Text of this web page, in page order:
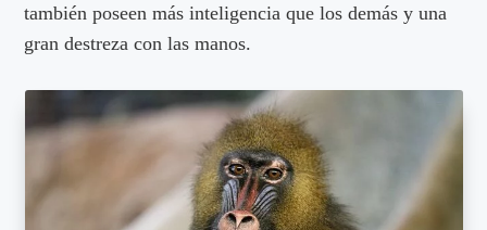
también poseen más inteligencia que los demás y una
gran destreza con las manos.